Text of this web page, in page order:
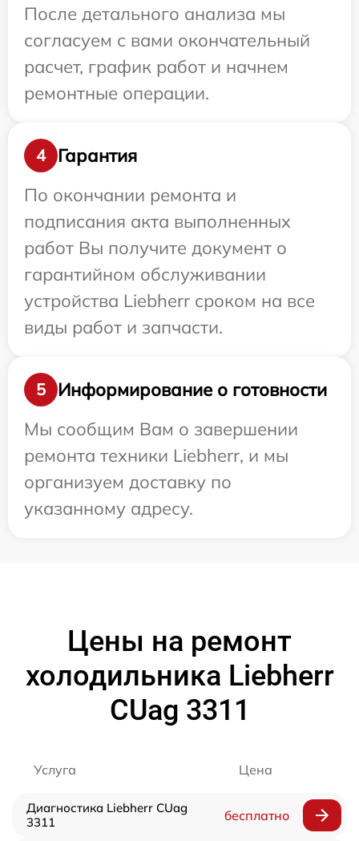
После детального анализа мы
согласуем с вами окончательный
расчет, график работ и начнем
ремонтные операции.
4
Гарантия
По окончании ремонта и
подписания акта выполненных
работ Вы получите документ о
гарантийном обслуживании
устройства Liebherr сроком на все
виды работ и запчасти.
5
Информирование о готовности
Мы сообщим Вам о завершении
ремонта техники Liebherr, и мы
организуем доставку по
указанному адресу.
Цены на ремонт
холодильника Liebherr
CUag 3311
Услуга Цена
Диагностика Liebherr CUag
3311
бесплатно